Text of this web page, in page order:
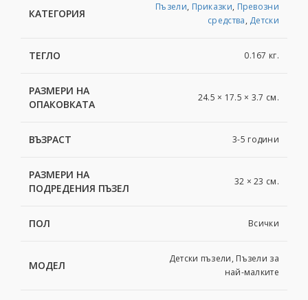
КАТЕГОРИЯ
Пъзели, Приказки, Превозни
средства, Детски
ТЕГЛО 0.167 кг.
РАЗМЕРИ НА
ОПАКОВКАТА
24.5 × 17.5 × 3.7 см.
ВЪЗРАСТ 3-5 години
РАЗМЕРИ НА
ПОДРЕДЕНИЯ ПЪЗЕЛ
32 × 23 см.
ПОЛ Всички
МОДЕЛ
Детски пъзели, Пъзели за
най-малките